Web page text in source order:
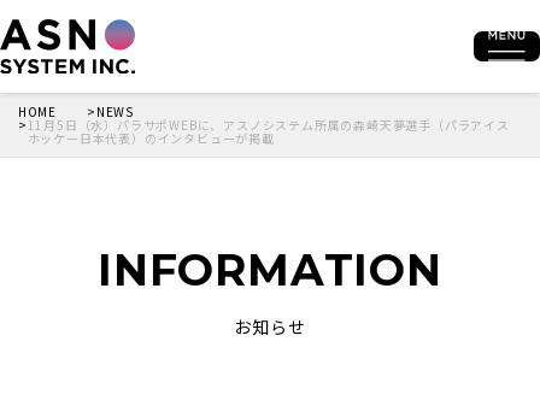
HOME NEWS
11月5日（水）パラサポWEBに、アスノシステム所属の森崎天夢選手（パラアイス
ホッケー日本代表）のインタビューが掲載
INFORMATION
お知らせ